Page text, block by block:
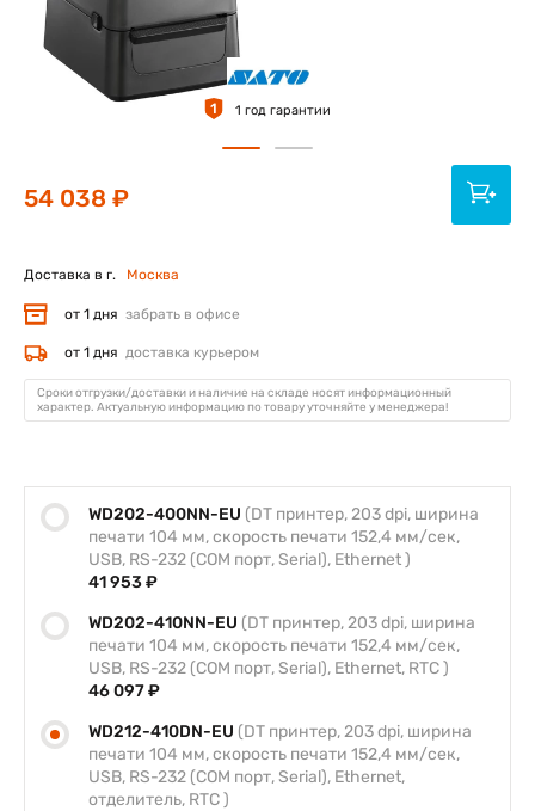
1 1 год гарантии
WD202-400NN-EU (DT принтер, 203 dpi, ширина
печати 104 мм, скорость печати 152,4 мм/сек,
USB, RS-232 (COM порт, Serial), Ethernet )
41 953 ₽
WD202-410NN-EU (DT принтер, 203 dpi, ширина
печати 104 мм, скорость печати 152,4 мм/сек,
USB, RS-232 (COM порт, Serial), Ethernet, RTC )
46 097 ₽
WD212-410DN-EU (DT принтер, 203 dpi, ширина
печати 104 мм, скорость печати 152,4 мм/сек,
USB, RS-232 (COM порт, Serial), Ethernet,
отделитель, RTC )
54 038 ₽
Доставка в г. Москва
от 1 дня забрать в офисе
от 1 дня доставка курьером
Сроки отгрузки/доставки и наличие на складе носят информационный
характер. Актуальную информацию по товару уточняйте у менеджера!